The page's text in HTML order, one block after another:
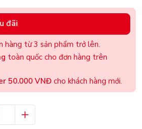
đãi
hàng từ 3 sản phẩm trở lên.
toàn quốc cho đơn hàng trên
50.000 VNĐ cho khách hàng mới.